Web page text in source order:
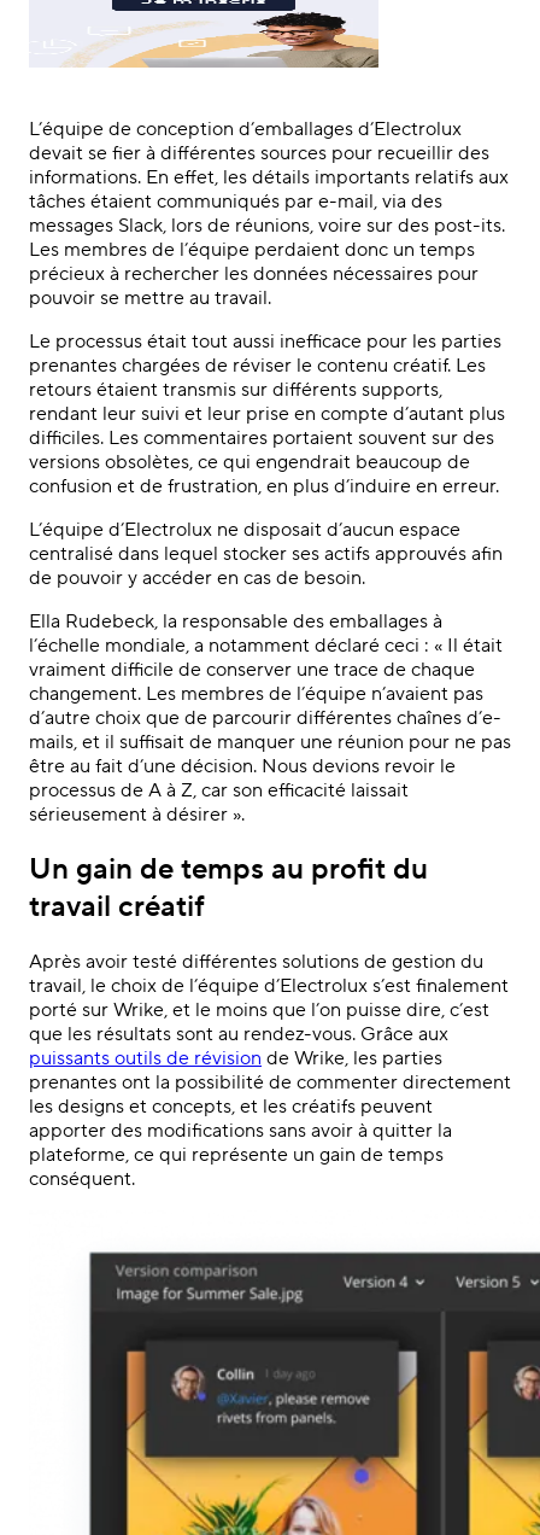
L’équipe de conception d’emballages d’Electrolux
devait se fier à différentes sources pour recueillir des
informations. En effet, les détails importants relatifs aux
tâches étaient communiqués par e-mail, via des
messages Slack, lors de réunions, voire sur des post-its.
Les membres de l’équipe perdaient donc un temps
précieux à rechercher les données nécessaires pour
pouvoir se mettre au travail.
Le processus était tout aussi inefficace pour les parties
prenantes chargées de réviser le contenu créatif. Les
retours étaient transmis sur différents supports,
rendant leur suivi et leur prise en compte d’autant plus
difficiles. Les commentaires portaient souvent sur des
versions obsolètes, ce qui engendrait beaucoup de
confusion et de frustration, en plus d’induire en erreur.
L’équipe d’Electrolux ne disposait d’aucun espace
centralisé dans lequel stocker ses actifs approuvés afin
de pouvoir y accéder en cas de besoin.
Ella Rudebeck, la responsable des emballages à
l’échelle mondiale, a notamment déclaré ceci : « Il était
vraiment difficile de conserver une trace de chaque
changement. Les membres de l’équipe n’avaient pas
d’autre choix que de parcourir différentes chaînes d’e-
mails, et il suffisait de manquer une réunion pour ne pas
être au fait d’une décision. Nous devions revoir le
processus de A à Z, car son efficacité laissait
sérieusement à désirer ».
Un gain de temps au profit du
travail créatif
Après avoir testé différentes solutions de gestion du
travail, le choix de l’équipe d’Electrolux s’est finalement
porté sur Wrike, et le moins que l’on puisse dire, c’est
que les résultats sont au rendez-vous. Grâce aux
puissants outils de révision de Wrike, les parties
prenantes ont la possibilité de commenter directement
les designs et concepts, et les créatifs peuvent
apporter des modifications sans avoir à quitter la
plateforme, ce qui représente un gain de temps
conséquent.